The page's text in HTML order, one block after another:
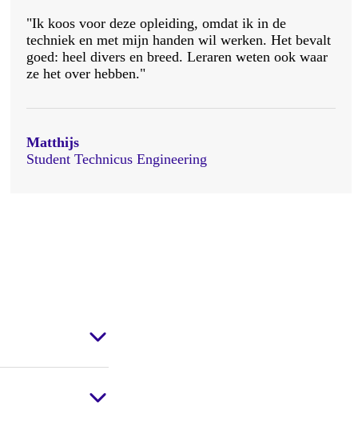
"Ik koos voor deze opleiding, omdat ik in de
techniek en met mijn handen wil werken. Het bevalt
goed: heel divers en breed. Leraren weten ook waar
ze het over hebben."
Matthijs
Student Technicus Engineering